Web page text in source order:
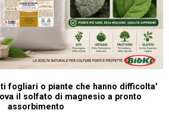
fogliari o piante che hanno difficolta'
il solfato di magnesio a pronto
assorbimento